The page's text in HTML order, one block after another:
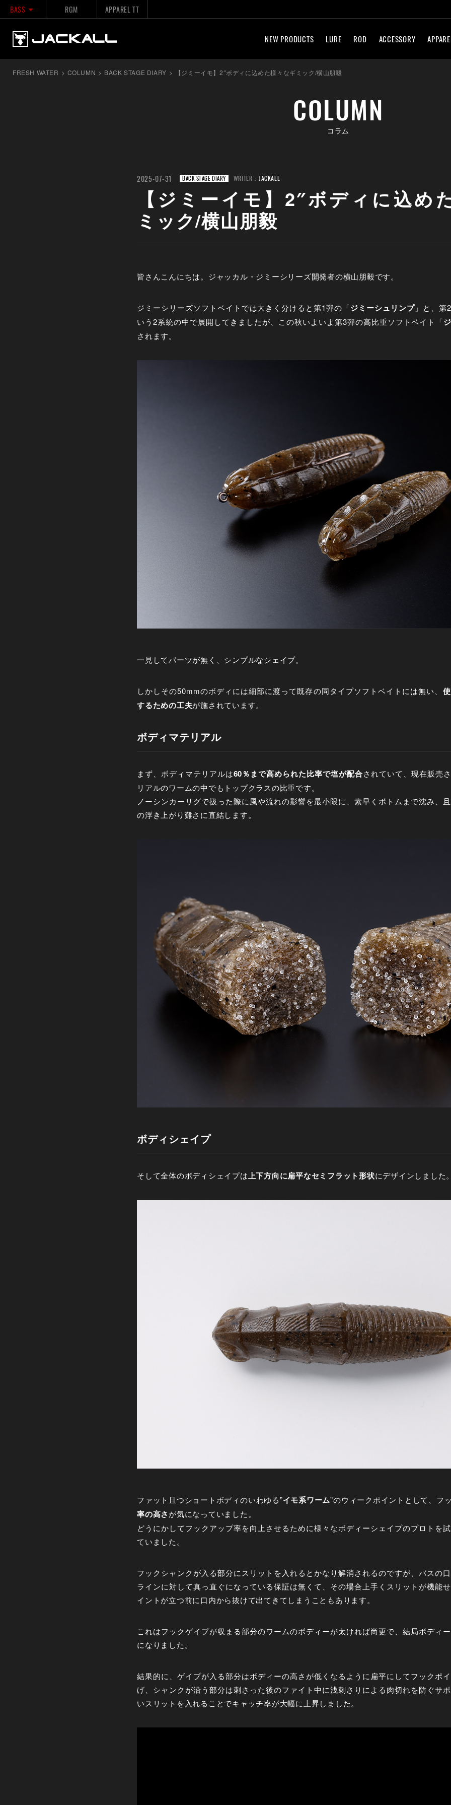
BASS RGM APPAREL TT
NEW PRODUCTS LURE ROD ACCESSORY
FRESH WATER > COLUMN > BACK STAGE DIARY > 【ジミーイモ】2″ボディに込めた様々なギミック/横山朋毅
COLUMN
コラム
2025-07-31 BACK STAGE DIARY WRITER： JACKALL
【ジミーイモ】2″ボディに込め
ミック/横山朋毅
皆さんこんにちは。ジャッカル・ジミーシリーズ開発者の横山朋毅です。
ジミーシリーズソフトベイトでは大きく分けると第1弾の「ジミーシュリンプ」と、第2
いう 2系統の中で展開してきましたが、この秋いよいよ第3弾の高比重ソフトベイト「
されます。
一見してパーツが無く、シンプルなシェイプ。
しかしその50mmのボディには細部に渡って既存の同タイプソフトベイトには無い、
するための工夫が施されています。
ボディマテリアル
まず、ボディマテリアルは60％まで高められた比率で塩が配合されていて、現在販売
リアルのワームの中でもトップクラスの比重です。
ノーシンカーリグで扱った際に風や流れの影響を最小限に、素早くボトムまで沈み、
の浮き上がり難さに直結します。
ボディシェイプ
そして全体のボディシェイプは上下方向に扁平なセミフラット形状にデザインしました
ファット且つショートボディのいわゆる”イモ系ワーム”のウィークポイントとして、フ
率の高さが気になっていました。
どうにかしてフックアップ率を向上させるために様々なボディーシェイプのプロトを
ていました。
フックシャンクが入る部分にスリットを入れるとかなり解消されるのですが、バスの
ラインに対して真っ直ぐになっている保証は無くて、その場合上手くスリットが機能
イントが立つ前に口内から抜けて出てきてしまうこともあります。
これはフックゲイプが収まる部分のワームのボディーが太ければ尚更で、結局ボディ
になりました。
結果的に、ゲイプが入る部分はボディーの高さが低くなるように扁平にしてフックポ
げ、シャンクが沿う部分は刺さった後のファイト中に浅刺さりによる肉切れを防ぐサ
いスリットを入れることでキャッチ率が大幅に上昇しました。